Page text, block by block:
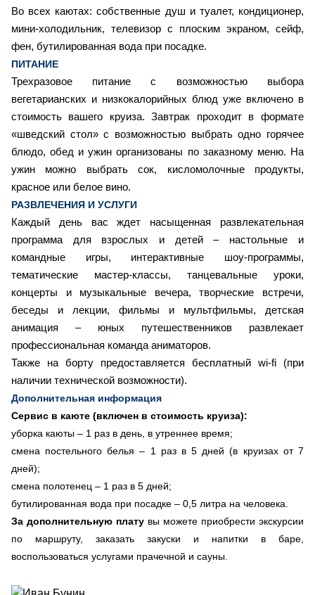
Во всех каютах: собственные душ и туалет, кондиционер,
мини-холодильник, телевизор с плоским экраном, сейф,
фен, бутилированная вода при посадке.
ПИТАНИЕ
Трехразовое питание с возможностью выбора
вегетарианских и низкокалорийных блюд уже включено в
стоимость вашего круиза. Завтрак проходит в формате
«шведский стол» с возможностью выбрать одно горячее
блюдо, обед и ужин организованы по заказному меню. На
ужин можно выбрать сок, кисломолочные продукты,
красное или белое вино.
РАЗВЛЕЧЕНИЯ И УСЛУГИ
Каждый день вас ждет насыщенная развлекательная
программа для взрослых и детей – настольные и
командные игры, интерактивные шоу-программы,
тематические мастер-классы, танцевальные уроки,
концерты и музыкальные вечера, творческие встречи,
беседы и лекции, фильмы и мультфильмы, детская
анимация – юных путешественников развлекает
профессиональная команда аниматоров.
Также на борту предоставляется бесплатный wi-fi (при
наличии технической возможности).
Дополнительная информация
Сервис в каюте (включен в стоимость круиза):
уборка каюты – 1 раз в день, в утреннее время;
смена постельного белья – 1 раз в 5 дней (в круизах от 7
дней);
смена полотенец – 1 раз в 5 дней;
бутилированная вода при посадке – 0,5 литра на человека.
За дополнительную платувы можете приобрести экскурсии
по маршруту, заказать закуски и напитки в баре,
воспользоваться услугами прачечной и сауны.